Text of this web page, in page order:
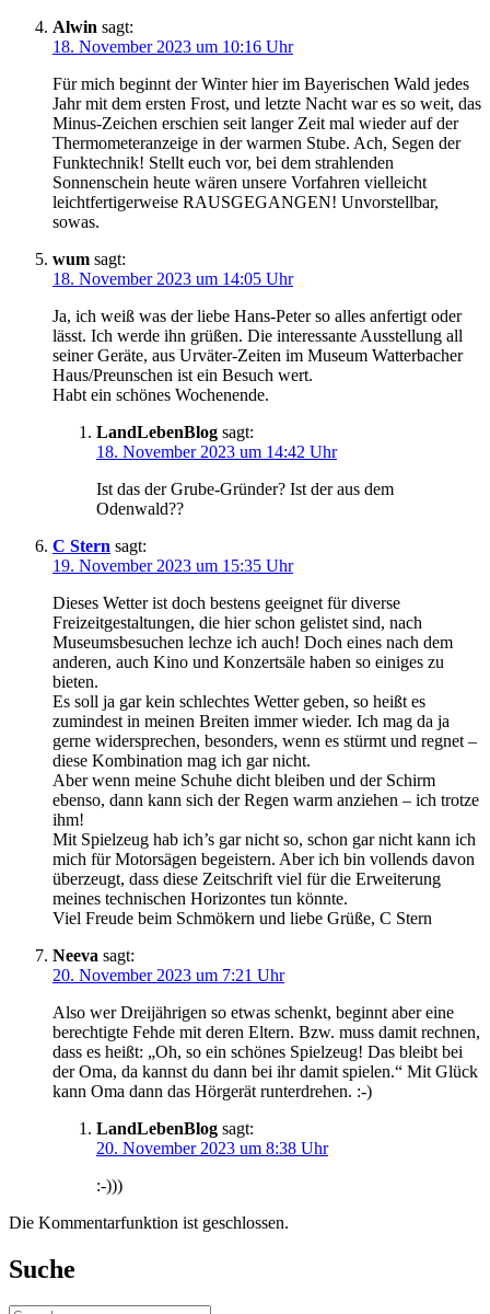
Alwin sagt:
18. November 2023 um 10:16 Uhr
Für mich beginnt der Winter hier im Bayerischen Wald jedes
Jahr mit dem ersten Frost, und letzte Nacht war es so weit, das
Minus-Zeichen erschien seit langer Zeit mal wieder auf der
Thermometeranzeige in der warmen Stube. Ach, Segen der
Funktechnik! Stellt euch vor, bei dem strahlenden
Sonnenschein heute wären unsere Vorfahren vielleicht
leichtfertigerweise RAUSGEGANGEN! Unvorstellbar,
sowas.
wum sagt:
18. November 2023 um 14:05 Uhr
Ja, ich weiß was der liebe Hans-Peter so alles anfertigt oder
lässt. Ich werde ihn grüßen. Die interessante Ausstellung all
seiner Geräte, aus Urväter-Zeiten im Museum Watterbacher
Haus/Preunschen ist ein Besuch wert.
Habt ein schönes Wochenende.
LandLebenBlog sagt:
18. November 2023 um 14:42 Uhr
Ist das der Grube-Gründer? Ist der aus dem
Odenwald??
C Stern sagt:
19. November 2023 um 15:35 Uhr
Dieses Wetter ist doch bestens geeignet für diverse
Freizeitgestaltungen, die hier schon gelistet sind, nach
Museumsbesuchen lechze ich auch! Doch eines nach dem
anderen, auch Kino und Konzertsäle haben so einiges zu
bieten.
Es soll ja gar kein schlechtes Wetter geben, so heißt es
zumindest in meinen Breiten immer wieder. Ich mag da ja
gerne widersprechen, besonders, wenn es stürmt und regnet –
diese Kombination mag ich gar nicht.
Aber wenn meine Schuhe dicht bleiben und der Schirm
ebenso, dann kann sich der Regen warm anziehen – ich trotze
ihm!
Mit Spielzeug hab ich’s gar nicht so, schon gar nicht kann ich
mich für Motorsägen begeistern. Aber ich bin vollends davon
überzeugt, dass diese Zeitschrift viel für die Erweiterung
meines technischen Horizontes tun könnte.
Viel Freude beim Schmökern und liebe Grüße, C Stern
Neeva sagt:
20. November 2023 um 7:21 Uhr
Also wer Dreijährigen so etwas schenkt, beginnt aber eine
berechtigte Fehde mit deren Eltern. Bzw. muss damit rechnen,
dass es heißt: „Oh, so ein schönes Spielzeug! Das bleibt bei
der Oma, da kannst du dann bei ihr damit spielen.“ Mit Glück
kann Oma dann das Hörgerät runterdrehen. :-)
LandLebenBlog sagt:
20. November 2023 um 8:38 Uhr
:-)))
Die Kommentarfunktion ist geschlossen.
Suche